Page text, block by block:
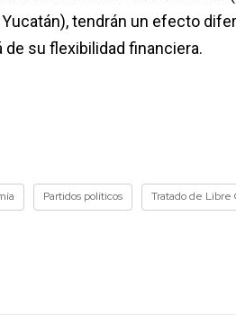
tendrán un efecto
su flexibilidad financiera.
Partidos políticos Tratado de Libre